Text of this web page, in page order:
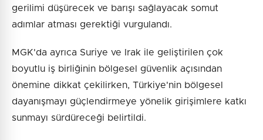
gerilimi düşürecek ve barışı sağlayacak somut
adımlar atması gerektiği vurgulandı.
MGK'da ayrıca Suriye ve Irak ile geliştirilen çok
boyutlu iş birliğinin bölgesel güvenlik açısından
önemine dikkat çekilirken, Türkiye'nin bölgesel
dayanışmayı güçlendirmeye yönelik girişimlere katkı
sunmayı sürdüreceği belirtildi.